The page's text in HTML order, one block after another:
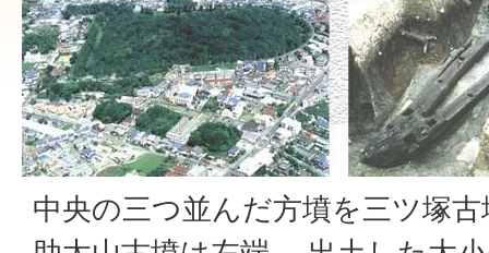
中央の三つ並んだ方墳を三ツ塚